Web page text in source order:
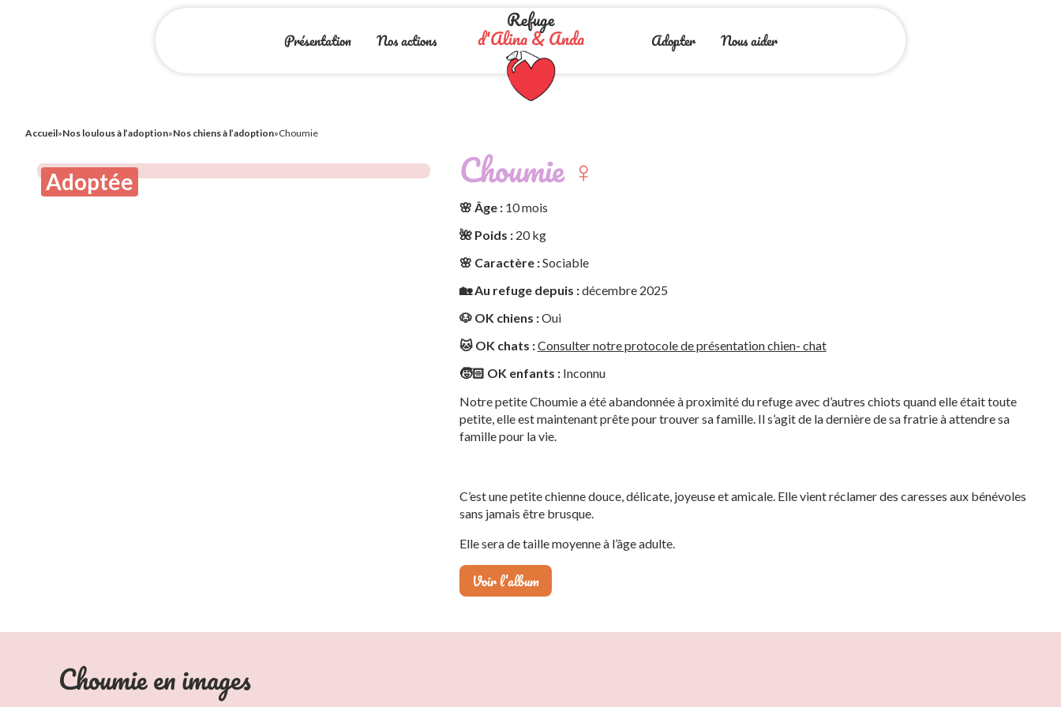
Refuge
d'Alina & Anda
Présentation Nos actions Adopter Nous aider
Accueil»Nos loulous à l’adoption»Nos chiens à l’adoption»Choumie
Adoptée Choumie ♀️
🌸 Âge :10 mois
🌺 Poids :20 kg
🌸 Caractère :Sociable
🏡 Au refuge depuis :décembre 2025
🐶 OK chiens :Oui
🐱 OK chats :Consulter notre protocole de présentation chien- chat
🧒🏻 OK enfants :Inconnu
Notre petite Choumie a été abandonnée à proximité du refuge avec d’autres chiots quand elle était toute
petite, elle est maintenant prête pour trouver sa famille. Il s’agit de la dernière de sa fratrie à attendre sa
famille pour la vie.
C’est une petite chienne douce, délicate, joyeuse et amicale. Elle vient réclamer des caresses aux bénévoles
sans jamais être brusque.
Elle sera de taille moyenne à l’âge adulte.
Voir l’album
Choumie en images